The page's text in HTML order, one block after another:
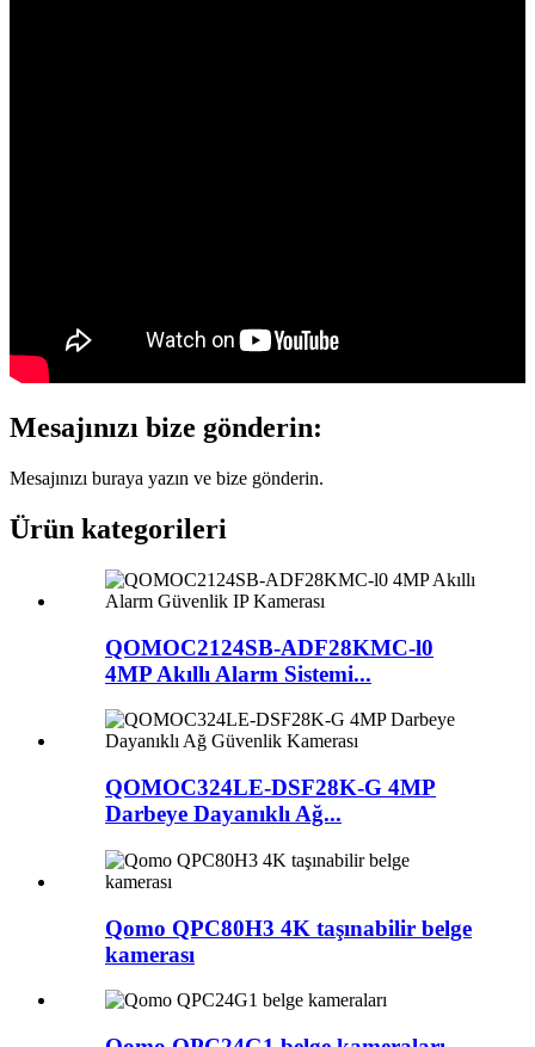
Mesajınızı bize gönderin:
Mesajınızı buraya yazın ve bize gönderin.
Ürün kategorileri
QOMOC2124SB-ADF28KMC-l0
4MP Akıllı Alarm Sistemi...
QOMOC324LE-DSF28K-G 4MP
Darbeye Dayanıklı Ağ...
Qomo QPC80H3 4K taşınabilir belge
kamerası